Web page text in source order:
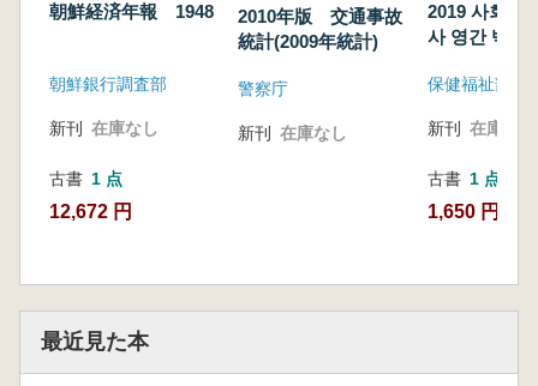
朝鮮経済年報 1948
朝鮮銀行調査部
新刊 在庫なし
古書 1 点
12,672 円
2010年版 交通事故
統計(2009年統計)
警察庁
新刊 在庫なし
2019 사회복
사 영간 백서
年間白書)
保健福祉部
新刊 在庫なし
古書 1 点
1,650 円
最近見た本